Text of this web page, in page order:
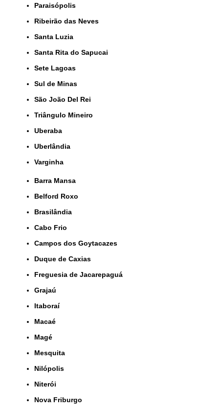
Paraisópolis
Ribeirão das Neves
Santa Luzia
Santa Rita do Sapucai
Sete Lagoas
Sul de Minas
São João Del Rei
Triângulo Mineiro
Uberaba
Uberlândia
Varginha
Barra Mansa
Belford Roxo
Brasilândia
Cabo Frio
Campos dos Goytacazes
Duque de Caxias
Freguesia de Jacarepaguá
Grajaú
Itaboraí
Macaé
Magé
Mesquita
Nilópolis
Niterói
Nova Friburgo